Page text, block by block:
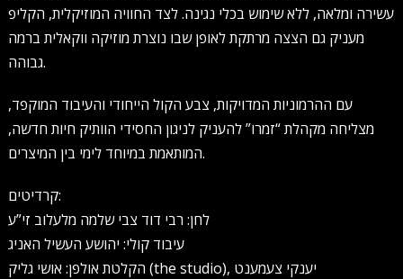
עשירה ומלאה, ללא שימוש בכלי נגינה. לצד החוויה המוזיקלית, הקליפ
מעניק גם הצצה מרתקת לאופן שבו נוצרת מוזיקה ווקאלית ברמה
גבוהה.
עם ההרמוניות המדויקות, צבע הקול הייחודי והעיבוד המוקפד,
מצליחה מקהלת “זמרו” להעניק לניגון החסידי הוותיק חיות חדשה,
המותאמת במיוחד לימי בין המיצרים.
קרדיטים:
לחן: רבי דוד צבי שלמה מלעלוב זי”ע
עיבוד קולי: יהושע העשיל האניג
הקלטת אולפן: אושי גליק (the studio), יענקי צעמענט